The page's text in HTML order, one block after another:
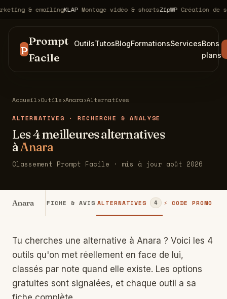
& emailingKLAPMontage vidéo & shortsZipWPCréation de
P
Prompt
Facile
OutilsTutosBlogFormationsServicesBons
plans
Accueil›Outils›Anara›Alternatives
ALTERNATIVES · RECHERCHE & ANALYSE
Les 4 meilleures alternatives
àAnara
Classement Prompt Facile · mis à jour août 2026
Anara FICHE & AVIS ALTERNATIVES 4 ⚡ CODE PROMO
Tu cherches une alternative à Anara ? Voici les 4
outils qu'on met réellement en face de lui,
classés par note quand elle existe. Les options
gratuites sont signalées, et chaque outil a sa